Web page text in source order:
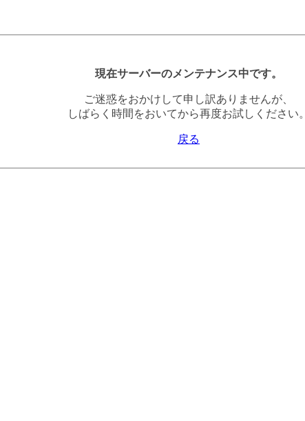
現在サーバーのメンテナンス中です。
ご迷惑をおかけして申し訳ありませんが、
しばらく時間をおいてから再度お試しください。
戻る